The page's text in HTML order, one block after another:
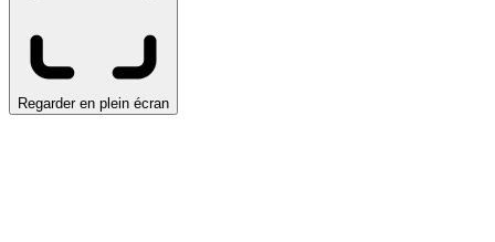
Regarder en plein écran